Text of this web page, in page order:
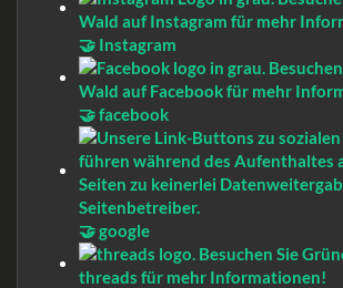
🤝 Instagram
🤝 facebook
🤝 google